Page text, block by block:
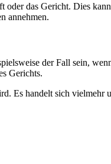
das Gericht. Dies
annehmen.
der Fall sein,
Gerichts.
Es handelt sich vielmehr